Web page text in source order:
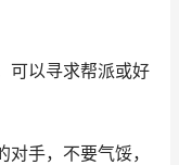
可以寻求帮派或好
手，不要气馁，